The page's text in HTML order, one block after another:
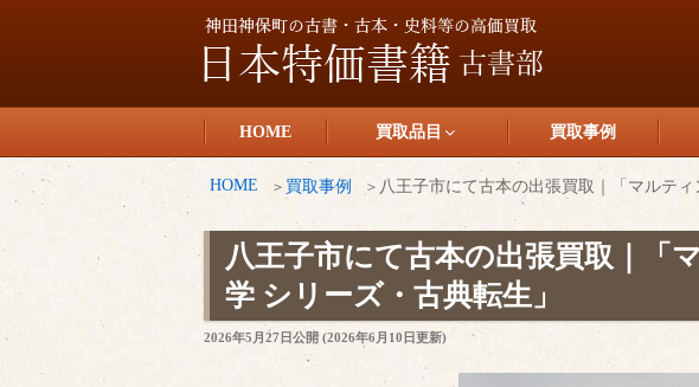
日本特価書籍
HOME 買取品目 買取事例
HOME 買取事例 八王子市にて古本の出張買取｜「マルテ
八王子市にて古本の出張買取｜「
学 シリーズ・古典転生」
投
2026年5月27日公開 (2026年6月10日 更新)